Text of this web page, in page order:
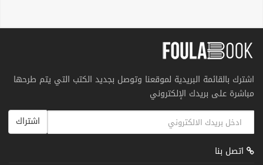
اشترك بالقائمة البريدية لموقعنا وتوصل بجديد الكتب التي يتم طرحها
مباشرة على بريدك الإلكتروني
اشتراك
اتصل بنا